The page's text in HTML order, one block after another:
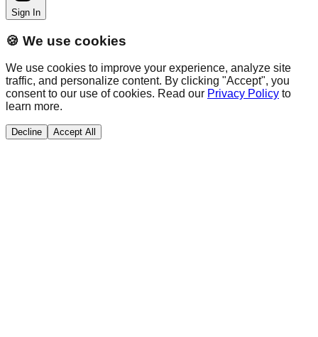
Sign In
🍪 We use cookies
We use cookies to improve your experience, analyze site
traffic, and personalize content. By clicking "Accept", you
consent to our use of cookies. Read our Privacy Policy to
learn more.
Decline Accept All